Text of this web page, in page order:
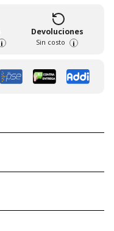
i
Devoluciones
Sin costo i